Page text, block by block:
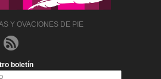
Y OVACIONES DE PIE
boletín